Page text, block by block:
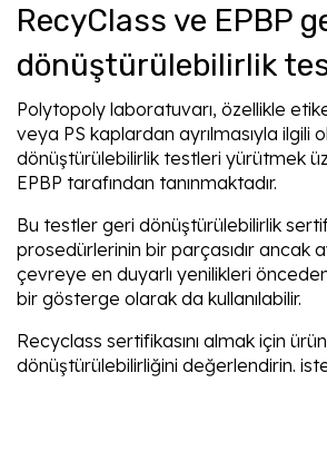
RecyClass ve EPBP
dönüştürülebilirlik
Polytopoly laboratuvarı, özellikle
veya PS kaplardan ayrılmasıyla ilgili
dönüştürülebilirlik testleri yürütmek
EPBP tarafından tanınmaktadır.
Bu testler geri dönüştürülebilirlik
prosedürlerinin bir parçasıdır ancak
çevreye en duyarlı yenilikleri
bir gösterge olarak da kullanılabilir.
Recyclass sertifikasını almak için
dönüştürülebilirliğini değerlendirin.